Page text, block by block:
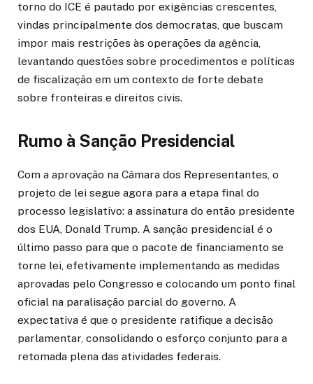
torno do ICE é pautado por exigências crescentes,
vindas principalmente dos democratas, que buscam
impor mais restrições às operações da agência,
levantando questões sobre procedimentos e políticas
de fiscalização em um contexto de forte debate
sobre fronteiras e direitos civis.
Rumo à Sanção Presidencial
Com a aprovação na Câmara dos Representantes, o
projeto de lei segue agora para a etapa final do
processo legislativo: a assinatura do então presidente
dos EUA, Donald Trump. A sanção presidencial é o
último passo para que o pacote de financiamento se
torne lei, efetivamente implementando as medidas
aprovadas pelo Congresso e colocando um ponto final
oficial na paralisação parcial do governo. A
expectativa é que o presidente ratifique a decisão
parlamentar, consolidando o esforço conjunto para a
retomada plena das atividades federais.